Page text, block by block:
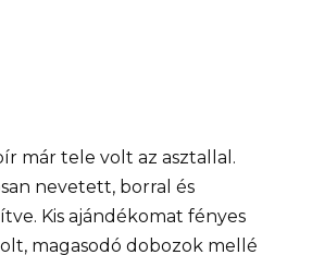
már tele volt az asztallal.
nevetett, borral és
Kis ajándékomat fényes
magasodó dobozok mellé